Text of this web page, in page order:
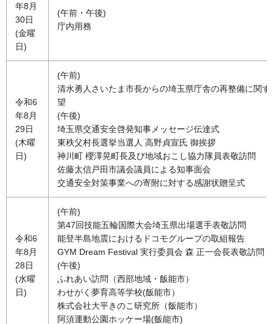
年8月
30日
(金曜
日)
(午前・午後)
庁内用務
令和6
年8月
29日
(木曜
日)
(午前)
清水勇人さいたま市長からの埼玉県庁舎の再整備に関す
望
(午後)
埼玉県交通安全啓発知事メッセージ伝達式
東秩父村長選挙当選人 高野貞宣氏 御挨拶
神川町 櫻澤晃町長及び地域おこし協力隊員表敬訪問
佐藤太信戸田市議会議員による知事面会
交通安全対策事業への寄附に対する感謝状贈呈式
令和6
年8月
28日
(水曜
日)
(午前)
第47回技能五輪国際大会埼玉県出場選手表敬訪問
能登半島地震におけるドコモグループの取組報告
GYM Dream Festival 実行委員会 森 正一会長表敬訪問
(午後)
ふれあい訪問（西部地域・飯能市）
わせがく夢育高等学校(飯能市）
株式会社大平きのこ研究所（飯能市）
阿須運動公園ホッケー場(飯能市)